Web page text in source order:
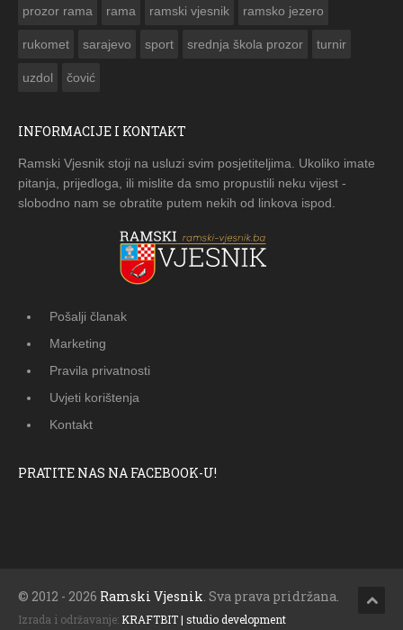
prozor rama rama ramski vjesnik ramsko jezero
rukomet sarajevo sport srednja škola prozor turnir
uzdol čović
INFORMACIJE I KONTAKT
Ramski Vjesnik stoji na usluzi svim posjetiteljima. Ukoliko imate
pitanja, prijedloga, ili mislite da smo propustili neku vijest -
slobodno nam se obratite putem nekih od linkova ispod.
Pošalji članak
Marketing
Pravila privatnosti
Uvjeti korištenja
Kontakt
PRATITE NAS NA FACEBOOK-U!
© 2012 - 2026 Ramski Vjesnik. Sva prava pridržana.
Izrada i održavanje: KRAFTBIT | studio development